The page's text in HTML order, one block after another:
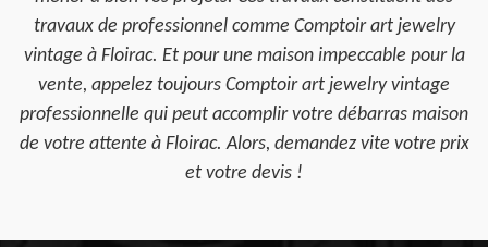
travaux de professionnel comme Comptoir art jewelry
vintage à Floirac. Et pour une maison impeccable pour la
vente, appelez toujours Comptoir art jewelry vintage
professionnelle qui peut accomplir votre débarras maison
de votre attente à Floirac. Alors, demandez vite votre prix
et votre devis !